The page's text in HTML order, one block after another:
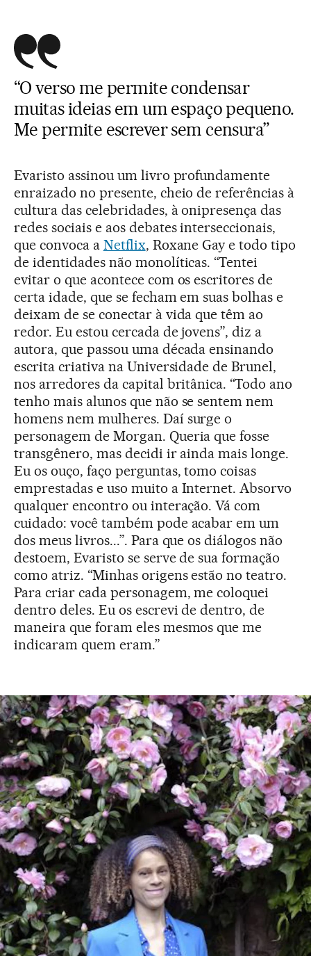
“O verso me permite condensar
muitas ideias em um espaço pequeno.
Me permite escrever sem censura”
Evaristo assinou um livro profundamente
enraizado no presente, cheio de referências à
cultura das celebridades, à onipresença das
redes sociais e aos debates interseccionais,
que convoca a Netflix, Roxane Gay e todo tipo
de identidades não monolíticas. “Tentei
evitar o que acontece com os escritores de
certa idade, que se fecham em suas bolhas e
deixam de se conectar à vida que têm ao
redor. Eu estou cercada de jovens”, diz a
autora, que passou uma década ensinando
escrita criativa na Universidade de Brunel,
nos arredores da capital britânica. “Todo ano
tenho mais alunos que não se sentem nem
homens nem mulheres. Daí surge o
personagem de Morgan. Queria que fosse
transgênero, mas decidi ir ainda mais longe.
Eu os ouço, faço perguntas, tomo coisas
emprestadas e uso muito a Internet. Absorvo
qualquer encontro ou interação. Vá com
cuidado: você também pode acabar em um
dos meus livros...”. Para que os diálogos não
destoem, Evaristo se serve de sua formação
como atriz. “Minhas origens estão no teatro.
Para criar cada personagem, me coloquei
dentro deles. Eu os escrevi de dentro, de
maneira que foram eles mesmos que me
indicaram quem eram.”